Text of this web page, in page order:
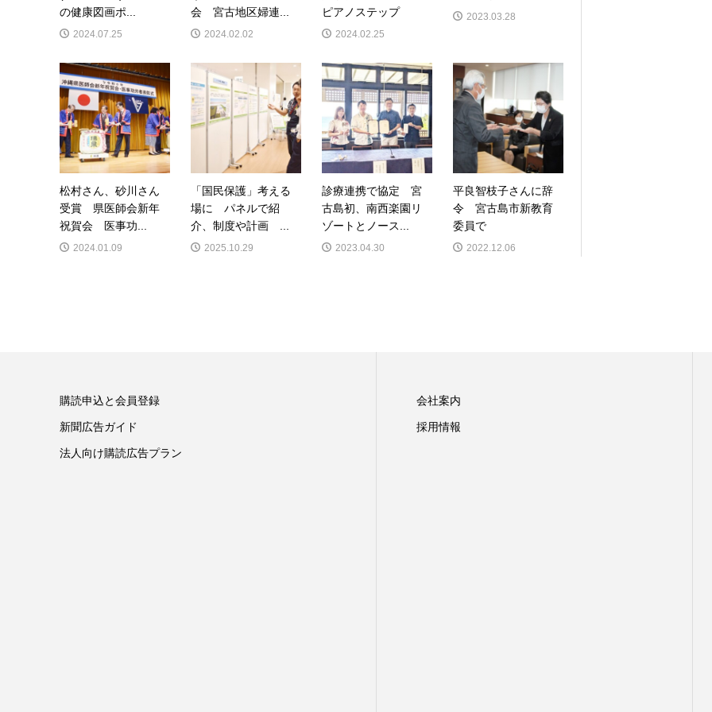
の健康図画ポ...
2024.07.25
会 宮古地区婦連...
2024.02.02
ピアノステップ
2024.02.25
2023.03.28
松村さん、砂川さん
受賞 県医師会新年
祝賀会 医事功...
2024.01.09
「国民保護」考える
場に パネルで紹
介、制度や計画 ...
2025.10.29
診療連携で協定 宮
古島初、南西楽園リ
ゾートとノース...
2023.04.30
平良智枝子さんに辞
令 宮古島市新教育
委員で
2022.12.06
購読申込と会員登録
新聞広告ガイド
法人向け購読広告プラン
会社案内
採用情報